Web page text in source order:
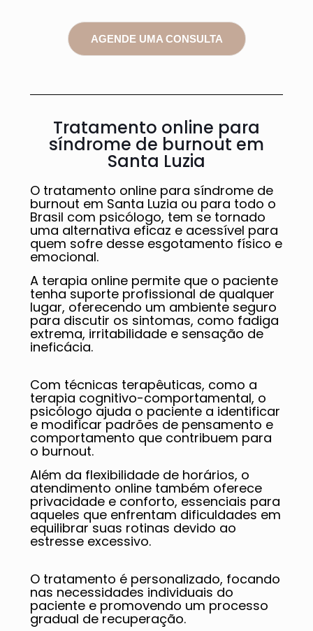
AGENDE UMA CONSULTA
Tratamento online para
síndrome de burnout em
Santa Luzia
O tratamento online para síndrome de
burnout em Santa Luzia ou para todo o
Brasil com psicólogo, tem se tornado
uma alternativa eficaz e acessível para
quem sofre desse esgotamento físico e
emocional.
A terapia online permite que o paciente
tenha suporte profissional de qualquer
lugar, oferecendo um ambiente seguro
para discutir os sintomas, como fadiga
extrema, irritabilidade e sensação de
ineficácia.
Com técnicas terapêuticas, como a
terapia cognitivo-comportamental, o
psicólogo ajuda o paciente a identificar
e modificar padrões de pensamento e
comportamento que contribuem para
o burnout.
Além da flexibilidade de horários, o
atendimento online também oferece
privacidade e conforto, essenciais para
aqueles que enfrentam dificuldades em
equilibrar suas rotinas devido ao
estresse excessivo.
O tratamento é personalizado, focando
nas necessidades individuais do
paciente e promovendo um processo
gradual de recuperação.